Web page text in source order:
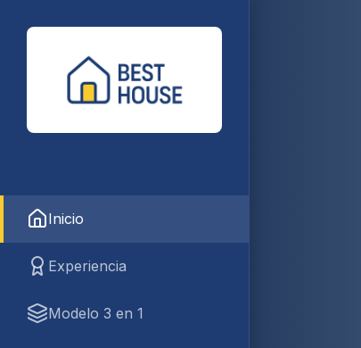
Inicio
Experiencia
Modelo 3 en 1